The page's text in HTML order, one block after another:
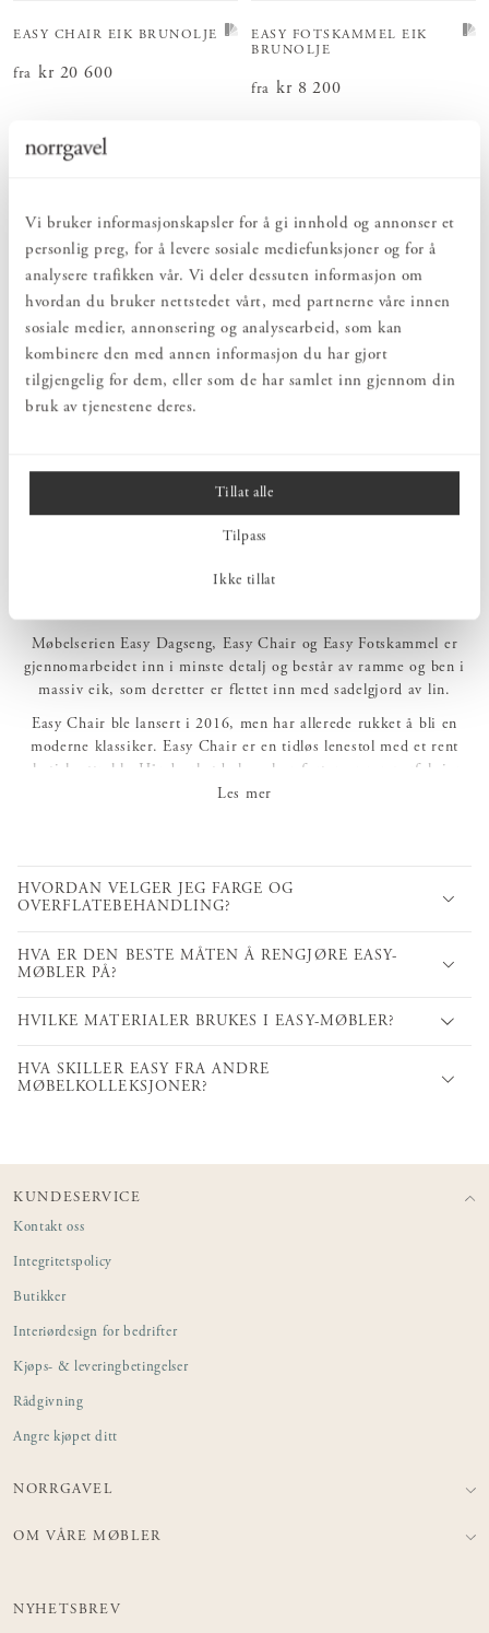
Vi bruker informasjonskapsler for å gi innhold og annonser et
personlig preg, for å levere sosiale mediefunksjoner og for å
analysere trafikken vår. Vi deler dessuten informasjon om
hvordan du bruker nettstedet vårt, med partnerne våre innen
sosiale medier, annonsering og analysearbeid, som kan
kombinere den med annen informasjon du har gjort
tilgjengelig for dem, eller som de har samlet inn gjennom din
bruk av tjenestene deres.
Tillat alle
Tilpass
Ikke tillat
EASY CHAIR EIK BRUNOLJE
fra Pris: kr 20 600
kr 20 600
EASY FOTSKAMMEL EIK
BRUNOLJE
fra Pris :kr 8 200
kr 8 200
EASY CHAIR EIK HVITOLJE
fra
Møbelserien Easy Dagseng, Easy Chair og Easy Fotskammel er
gjennomarbeidet inn i minste detalj og består av ramme og ben i
massiv eik, som deretter er flettet inn med sadelgjord av lin.
Easy Chair ble lansert i 2016, men har allerede rukket å bli en
moderne klassiker. Easy Chair er en tidløs lenestol med et rent
asketisk uttrykk. Håndverket bak og komforten er ren perfeksjon.
Den komfortable setevinkelen, en rygg pute fylt med sjøfuglfjær
med en fotskammel for ekstra avslappende øyeblikk. Velg mellom
Les mer
HVORDAN VELGER JEG FARGE OG
OVERFLATEBEHANDLING?
HVA ER DEN BESTE MÅTEN Å RENGJØRE EASY-
MØBLER PÅ?
HVILKE MATERIALER BRUKES I EASY-MØBLER?
HVA SKILLER EASY FRA ANDRE
MØBELKOLLEKSJONER?
KUNDESERVICE
Kontakt oss
Integritetspolicy
Butikker
Interiørdesign for bedrifter
Kjøps- & leveringbetingelser
Rådgivning
Angre kjøpet ditt
NORRGAVEL
OM VÅRE MØBLER
NYHETSBREV